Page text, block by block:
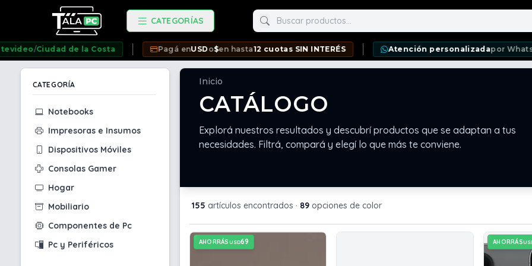
CATEGORÍAS Buscar productos
de la Costa Pagá en USDo$en hasta12 cuotas SIN INTERÉS Atención personalizadapor WhatsApp
CATEGORÍA
Notebooks
Impresoras e Insumos
Dispositivos Móviles
Consolas Gamer
Hogar
Mobiliario
Componentes de Pc
Pc y Periféricos
Inicio
CATÁLOGO
Explorá nuestros resultados y descubrí productos que se adaptan a tus
necesidades. Filtrá, compará y elegí lo que más te conviene.
155 artículos encontrados · 89opciones de color
AHORRÁS USD69 AHORRÁS